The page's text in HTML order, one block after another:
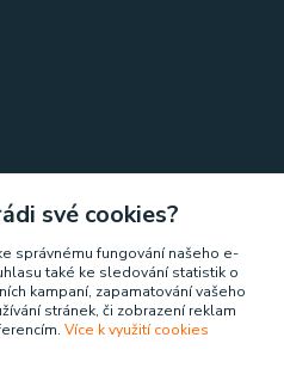
své cookies?
správnému fungování našeho e-
také ke sledování statistik o
kampaní, zapamatování vašeho
stránek, či zobrazení reklam
Více k využití cookies